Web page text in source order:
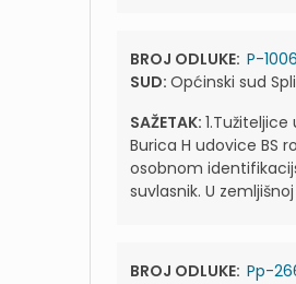
BROJ ODLUKE: P-
SUD: Općinski sud
SAŽETAK:
Burica H udovice BS
osobnom
suvlasnik. U
BROJ ODLUKE: Pp-